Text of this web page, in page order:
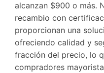
alcanzan $900 o más.
recambio con
proporcionan una
ofreciendo calidad y
fracción del precio, lo
compradores